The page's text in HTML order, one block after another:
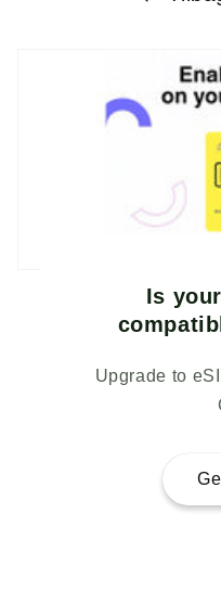
Is
Upgrade to